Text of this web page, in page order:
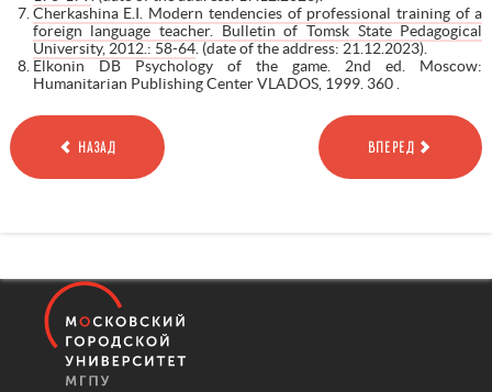
Cherkashina E.I. Modern tendencies of professional training of a
foreign language teacher. Bulletin of Tomsk State Pedagogical
University, 2012.: 58-64. (date of the address: 21.12.2023).
Elkonin DB Psychology of the game. 2nd ed. Moscow:
Humanitarian Publishing Center VLADOS, 1999. 360 .
НАЗАД ВПЕРЕД